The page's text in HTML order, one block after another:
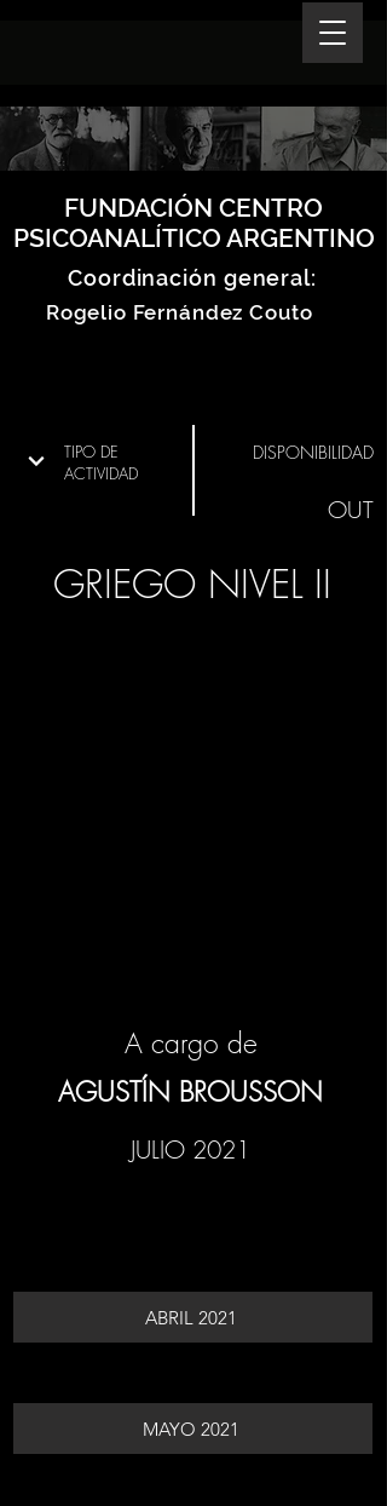
FUNDACIÓN CENTRO
PSICOANALÍTICO ARGENTINO
Coordinación general:
Rogelio Fernández Couto
TIPO DE
ACTIVIDAD
DISPONIBILIDAD
OUT
GRIEGO NIVEL II
A cargo de
AGUSTÍN BROUSSON
JULIO 2021
ABRIL 2021
MAYO 2021